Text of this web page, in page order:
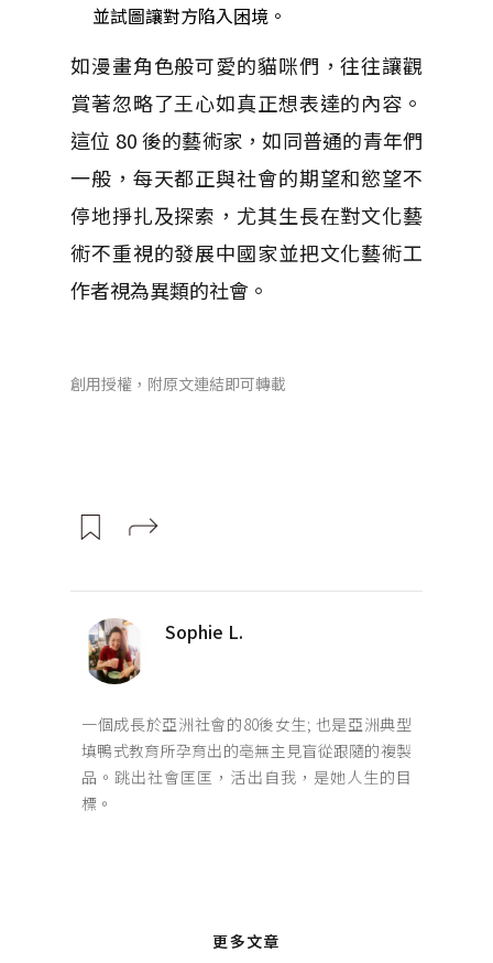
並試圖讓對方陷入困境。
如漫畫角色般可愛的貓咪們，往往讓觀
賞著忽略了王心如真正想表達的內容。
這位 80 後的藝術家，如同普通的青年們
一般，每天都正與社會的期望和慾望不
停地掙扎及探索，尤其生長在對文化藝
術不重視的發展中國家並把文化藝術工
作者視為異類的社會。
創用授權，附原文連結即可轉載
Sophie L.
一個成長於亞洲社會的80後女生; 也是亞洲典型
填鴨式教育所孕育出的亳無主見盲從跟隨的複製
品。跳出社會匡匡，活出自我，是她人生的目
標。
更多文章